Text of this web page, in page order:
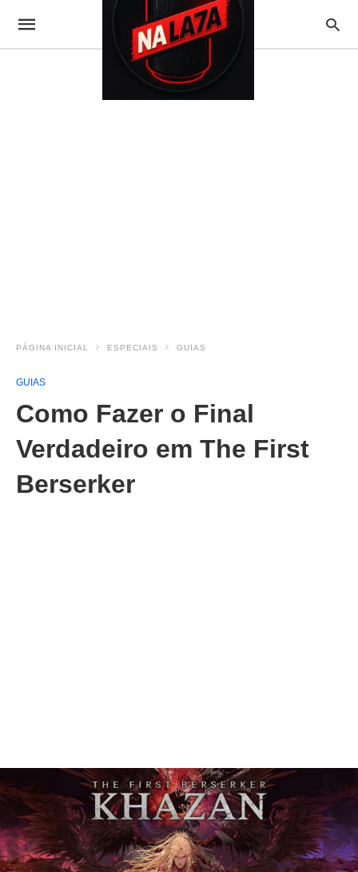
PÁGINA INICIAL ESPECIAIS GUIAS
GUIAS
Como Fazer o Final
Verdadeiro em The First
Berserker